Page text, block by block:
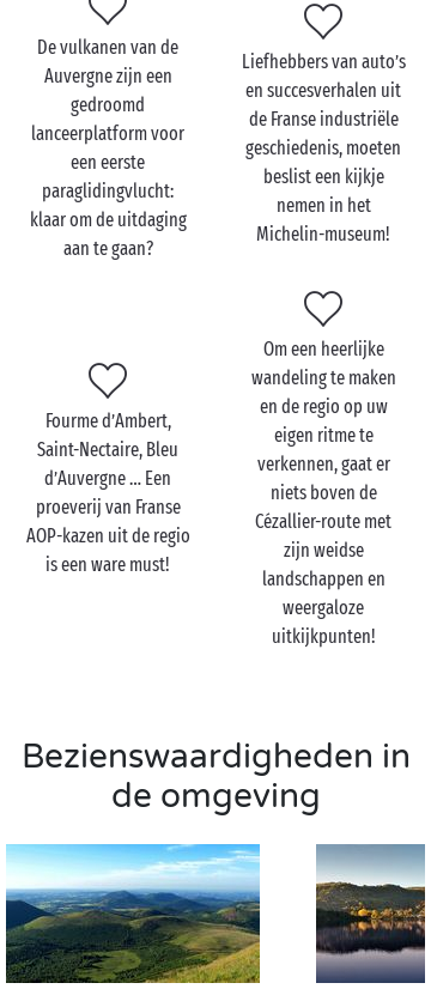
de teams van uw 5-sterrencamping in de Auvergne
doen er alles aan om van uw vakantie een
onvergetelijke ervaring te maken!
De vulkanen van de
Auvergne zijn een
gedroomd
lanceerplatform voor
een eerste
paraglidingvlucht:
klaar om de uitdaging
aan te gaan?
Liefhebbers van auto’s
en succesverhalen uit
de Franse industriële
geschiedenis, moeten
beslist een kijkje
nemen in het
Michelin-museum!
Fourme d’Ambert,
Saint-Nectaire, Bleu
d’Auvergne … Een
proeverij van Franse
AOP-kazen uit de regio
is een ware must!
Om een heerlijke
wandeling te maken
en de regio op uw
eigen ritme te
verkennen, gaat er
niets boven de
Cézallier-route met
zijn weidse
landschappen en
weergaloze
uitkijkpunten!
Bezienswaardigheden in
de omgeving